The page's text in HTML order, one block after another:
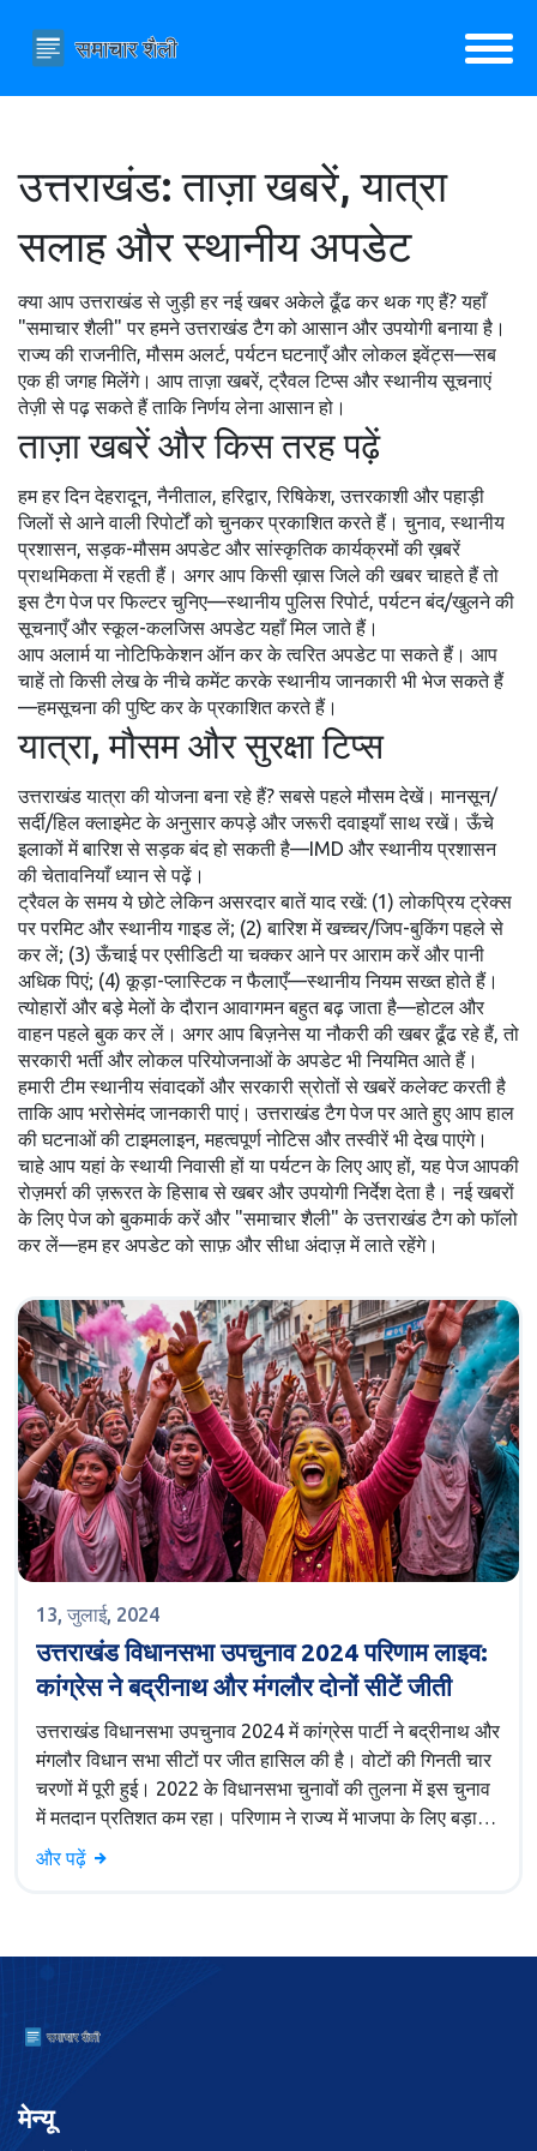
उत्तराखंड: ताज़ा खबरें, यात्रा
सलाह और स्थानीय अपडेट
क्या आप उत्तराखंड से जुड़ी हर नई खबर अकेले ढूँढ कर थक गए हैं? यहाँ
"समाचार शैली" पर हमने उत्तराखंड टैग को आसान और उपयोगी बनाया है।
राज्य की राजनीति, मौसम अलर्ट, पर्यटन घटनाएँ और लोकल इवेंट्स—सब
एक ही जगह मिलेंगे। आप ताज़ा खबरें, ट्रैवल टिप्स और स्थानीय सूचनाएं
तेज़ी से पढ़ सकते हैं ताकि निर्णय लेना आसान हो।
ताज़ा खबरें और किस तरह पढ़ें
हम हर दिन देहरादून, नैनीताल, हरिद्वार, रिषिकेश, उत्तरकाशी और पहाड़ी
जिलों से आने वाली रिपोर्टों को चुनकर प्रकाशित करते हैं। चुनाव, स्थानीय
प्रशासन, सड़क-मौसम अपडेट और सांस्कृतिक कार्यक्रमों की ख़बरें
प्राथमिकता में रहती हैं। अगर आप किसी ख़ास जिले की खबर चाहते हैं तो
इस टैग पेज पर फिल्टर चुनिए—स्थानीय पुलिस रिपोर्ट, पर्यटन बंद/खुलने की
सूचनाएँ और स्कूल-कलजिस अपडेट यहाँ मिल जाते हैं।
आप अलार्म या नोटिफिकेशन ऑन कर के त्वरित अपडेट पा सकते हैं। आप
चाहें तो किसी लेख के नीचे कमेंट करके स्थानीय जानकारी भी भेज सकते हैं
—हमसूचना की पुष्टि कर के प्रकाशित करते हैं।
यात्रा, मौसम और सुरक्षा टिप्स
उत्तराखंड यात्रा की योजना बना रहे हैं? सबसे पहले मौसम देखें। मानसून/
सर्दी/हिल क्लाइमेट के अनुसार कपड़े और जरूरी दवाइयाँ साथ रखें। ऊँचे
इलाकों में बारिश से सड़क बंद हो सकती है—IMD और स्थानीय प्रशासन
की चेतावनियाँ ध्यान से पढ़ें।
ट्रैवल के समय ये छोटे लेकिन असरदार बातें याद रखें: (1) लोकप्रिय ट्रेक्स
पर परमिट और स्थानीय गाइड लें; (2) बारिश में खच्चर/जिप-बुकिंग पहले से
कर लें; (3) ऊँचाई पर एसीडिटी या चक्कर आने पर आराम करें और पानी
अधिक पिएं; (4) कूड़ा-प्लास्टिक न फैलाएँ—स्थानीय नियम सख्त होते हैं।
त्योहारों और बड़े मेलों के दौरान आवागमन बहुत बढ़ जाता है—होटल और
वाहन पहले बुक कर लें। अगर आप बिज़नेस या नौकरी की खबर ढूँढ रहे हैं, तो
सरकारी भर्ती और लोकल परियोजनाओं के अपडेट भी नियमित आते हैं।
हमारी टीम स्थानीय संवादकों और सरकारी स्रोतों से खबरें कलेक्ट करती है
ताकि आप भरोसेमंद जानकारी पाएं। उत्तराखंड टैग पेज पर आते हुए आप हाल
की घटनाओं की टाइमलाइन, महत्वपूर्ण नोटिस और तस्वीरें भी देख पाएंगे।
चाहे आप यहां के स्थायी निवासी हों या पर्यटन के लिए आए हों, यह पेज आपकी
रोज़मर्रा की ज़रूरत के हिसाब से खबर और उपयोगी निर्देश देता है। नई खबरों
के लिए पेज को बुकमार्क करें और "समाचार शैली" के उत्तराखंड टैग को फॉलो
कर लें—हम हर अपडेट को साफ़ और सीधा अंदाज़ में लाते रहेंगे।
13, जुलाई, 2024
उत्तराखंड विधानसभा उपचुनाव 2024 परिणाम लाइव:
कांग्रेस ने बद्रीनाथ और मंगलौर दोनों सीटें जीती
उत्तराखंड विधानसभा उपचुनाव 2024 में कांग्रेस पार्टी ने बद्रीनाथ और
मंगलौर विधान सभा सीटों पर जीत हासिल की है। वोटों की गिनती चार
चरणों में पूरी हुई। 2022 के विधानसभा चुनावों की तुलना में इस चुनाव
में मतदान प्रतिशत कम रहा। परिणाम ने राज्य में भाजपा के लिए बड़ा
झटका दिया है।
और पढ़ें
मेन्यू